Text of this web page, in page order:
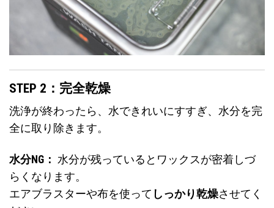
STEP 2：完全乾燥
洗浄が終わったら、水できれいにすすぎ、水分を完
全に取り除きます。
水分NG： 水分が残っているとワックスが密着しづ
らくなります。
エアブラスターや布を使って しっかり乾燥させてく